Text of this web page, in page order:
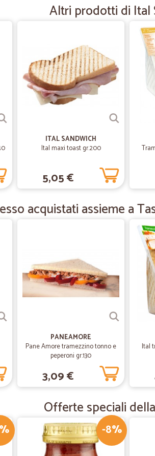
Altri prodotti di Ital
ITAL SANDWICH
Ital maxi toast gr.200
5,05 €
acquistati assieme a
PANEAMORE
Pane Amore tramezzino tonno e
peperoni gr.130
3,09 €
Ital
Offerte speciali
-8%